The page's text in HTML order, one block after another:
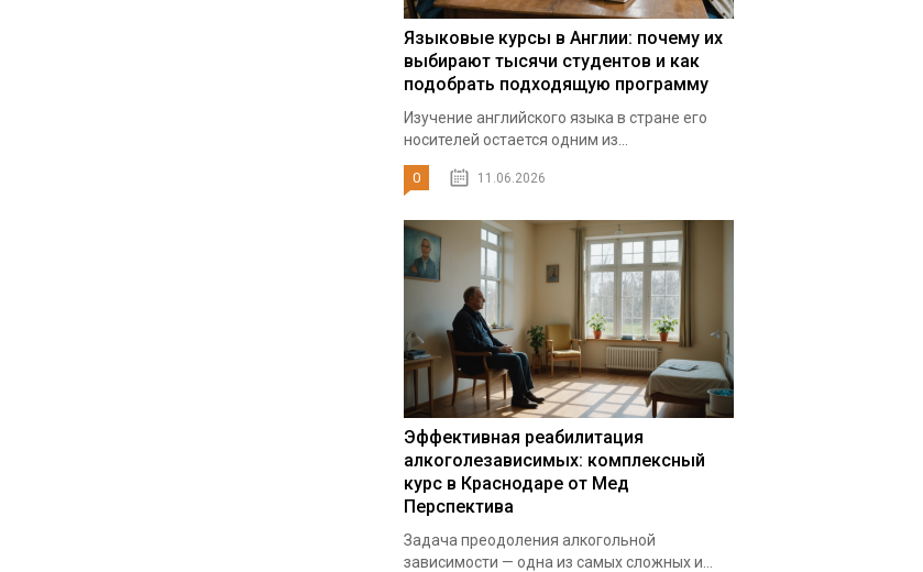
Языковые курсы в Англии: почему их
выбирают тысячи студентов и как
подобрать подходящую программу
Изучение английского языка в стране его
носителей остается одним из...
0 11.06.2026
Эффективная реабилитация
алкоголезависимых: комплексный
курс в Краснодаре от Мед
Перспектива
Задача преодоления алкогольной
зависимости — одна из самых сложных и...